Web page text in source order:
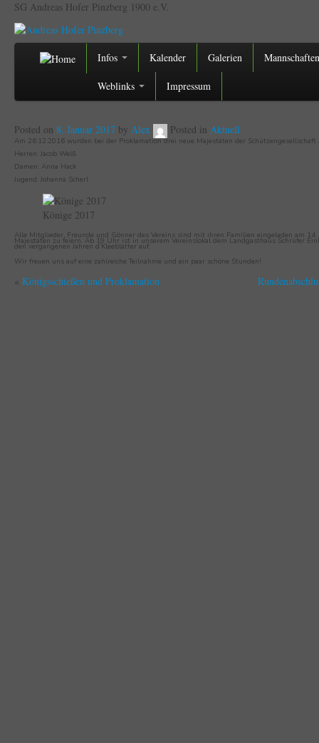
SG Andreas Hofer Pinzberg 1900 e.V.
Infos Kalender Galerien
Weblinks Impressum
Posted on 8. Januar 2017 by Alex Posted in Aktuell
Am 26.12.2016 wurden bei der Proklamation drei neue Majestäten der
Herren: Jacob Welß
Damen: Anna Hack
Jugend: Johanna Scherl
Könige 2017
Alle Mitglieder, Freunde und Gönner des Vereins sind mit ihren Familien eingeladen am
Majestäten zu feiern. Ab 19 Uhr ist in unserem Vereinslokal dem Landgasthaus Schrüfer
den vergangenen Jahren d’Kleeblätter auf.
Wir freuen uns auf eine zahlreiche Teilnahme und ein paar schöne Stunden!
« Königsschießen und Proklamation